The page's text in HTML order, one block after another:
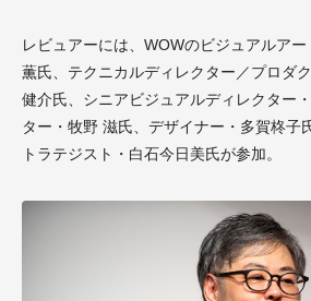
レビュアーには、WOWのビジュアルア
薫氏、テクニカルディレクター／プロダ
健介氏、シニアビジュアルディレクター
ター・牧野 滋氏、デザイナー・多賀柊子
トラテジスト・白石今日美氏が参加。